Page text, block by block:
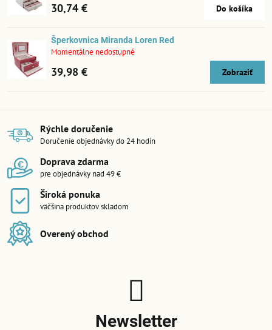
30,74 € Do košíka
Šperkovnica Miranda Loren Red
Momentálne nedostupné
39,98 € Zobraziť
Rýchle doručenie
Doručenie objednávky do 24 hodín
Doprava zdarma
pre objednávky nad 49 €
Široká ponuka
väčšina produktov skladom
Overený obchod
Newsletter